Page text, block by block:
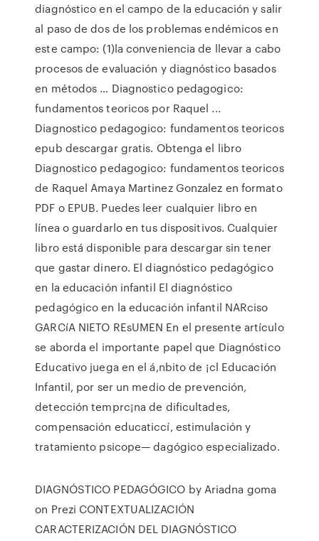
diagnóstico en el campo de la educación y salir
al paso de dos de los problemas endémicos en
este campo: (1)la conveniencia de llevar a cabo
procesos de evaluación y diagnóstico basados
en métodos … Diagnostico pedagogico:
fundamentos teoricos por Raquel ...
Diagnostico pedagogico: fundamentos teoricos
epub descargar gratis. Obtenga el libro
Diagnostico pedagogico: fundamentos teoricos
de Raquel Amaya Martinez Gonzalez en formato
PDF o EPUB. Puedes leer cualquier libro en
línea o guardarlo en tus dispositivos. Cualquier
libro está disponible para descargar sin tener
que gastar dinero. El diagnóstico pedagógico
en la educación infantil El diagnóstico
pedagógico en la educación infantil NARciso
GARCíA NIETO REsUMEN En el presente artículo
se aborda el importante papel que Diagnóstico
Educativo juega en el á,nbito de ¡cl Educación
Infantil, por ser un medio de prevención,
detección temprc¡na de dificultades,
compensación educaticcí, estimulación y
tratamiento psicope— dagógico especializado.
DIAGNÓSTICO PEDAGÓGICO by Ariadna goma
on Prezi CONTEXTUALIZACIÓN
CARACTERIZACIÓN DEL DIAGNÓSTICO